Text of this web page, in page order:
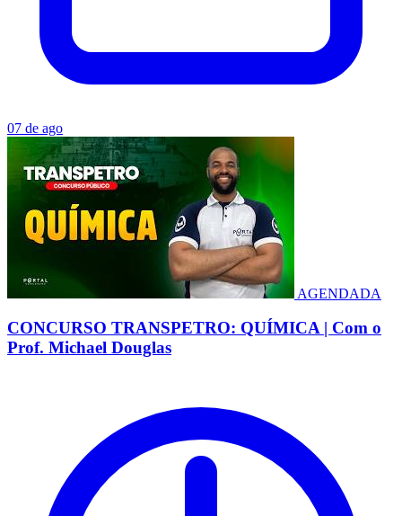
07 de ago
AGENDADA
CONCURSO TRANSPETRO: QUÍMICA | Com o
Prof. Michael Douglas